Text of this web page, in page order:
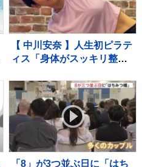
高潮・うねりを伴った高波
などに厳重警戒必要
【 中川安奈 】人生初ピラテ
ィス「身体がスッキリ整っ
反響「足指が長くてとって
も綺麗」「美しすぎます」
「8」が3つ並ぶ日に「はち